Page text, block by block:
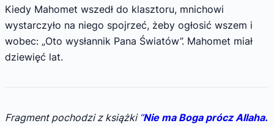
Kiedy Mahomet wszedł do klasztoru, mnichowi
wystarczyło na niego spojrzeć, żeby ogłosić wszem i
wobec: „Oto wysłannik Pana Światów”. Mahomet miał
dziewięć lat.
Fragment pochodzi z książki “Nie ma Boga prócz Allaha.